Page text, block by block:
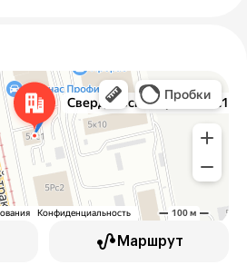
Маршрут